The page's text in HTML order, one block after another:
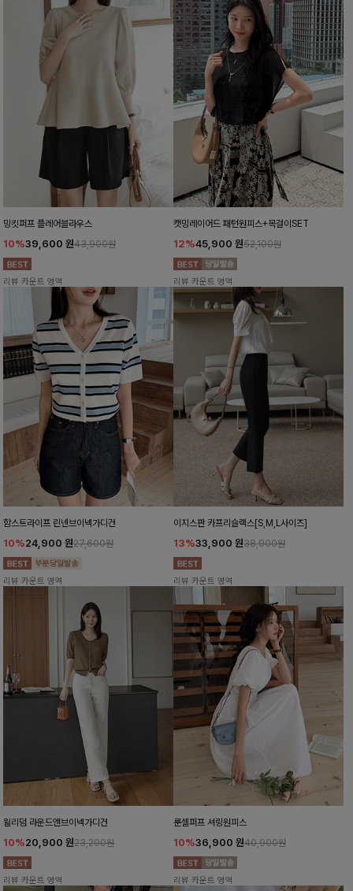
밍킷퍼프 플레어블라우스
10%39,600 원43,900원
리뷰 카운트 영역
캣밍레이어드 패턴원피스+목걸이SET
12%45,900 원52,100원
리뷰 카운트 영역
함스트라이프 린넨브이넥가디건
10%24,900 원27,600원
리뷰 카운트 영역
이지스판 카프리슬랙스[S,M,L사이즈]
13%33,900 원38,900원
리뷰 카운트 영역
윌리덤 라운드앤브이넥가디건
10%20,900 원23,200원
리뷰 카운트 영역
룬셀퍼프 셔링원피스
10%36,900 원40,900원
리뷰 카운트 영역